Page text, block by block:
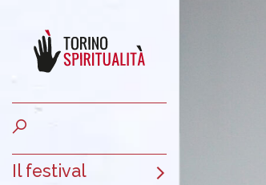
Il festival